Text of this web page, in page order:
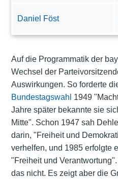
Daniel Föst
Auf die Programmatik der
Wechsel der
Auswirkungen. So forderte
Bundestagswahl 1949
Jahre später bekannte sie
Mitte". Schon 1947 sah
darin, "Freiheit und
verhelfen, und 1985 erfolgte
"Freiheit und
das nicht. Es zeigt aber die